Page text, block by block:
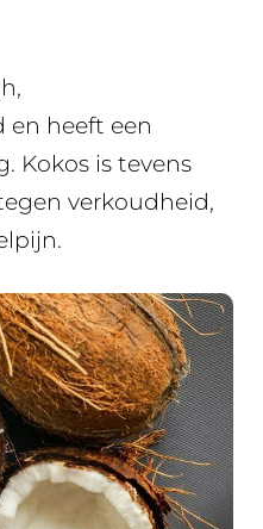
heeft een
Kokos is tevens
verkoudheid,